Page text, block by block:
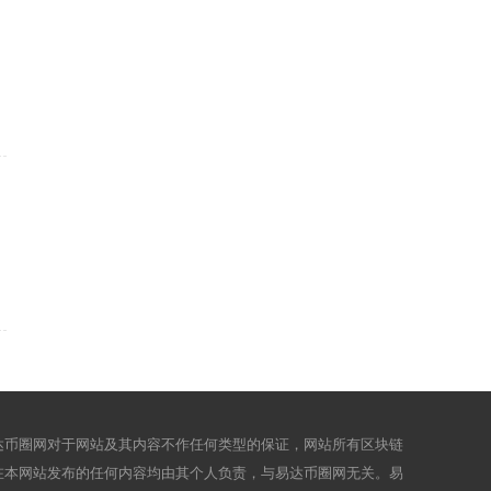
圈网对于网站及其内容不作任何类型的保证，网站所有区块链
网站发布的任何内容均由其个人负责，与易达币圈网无关。易